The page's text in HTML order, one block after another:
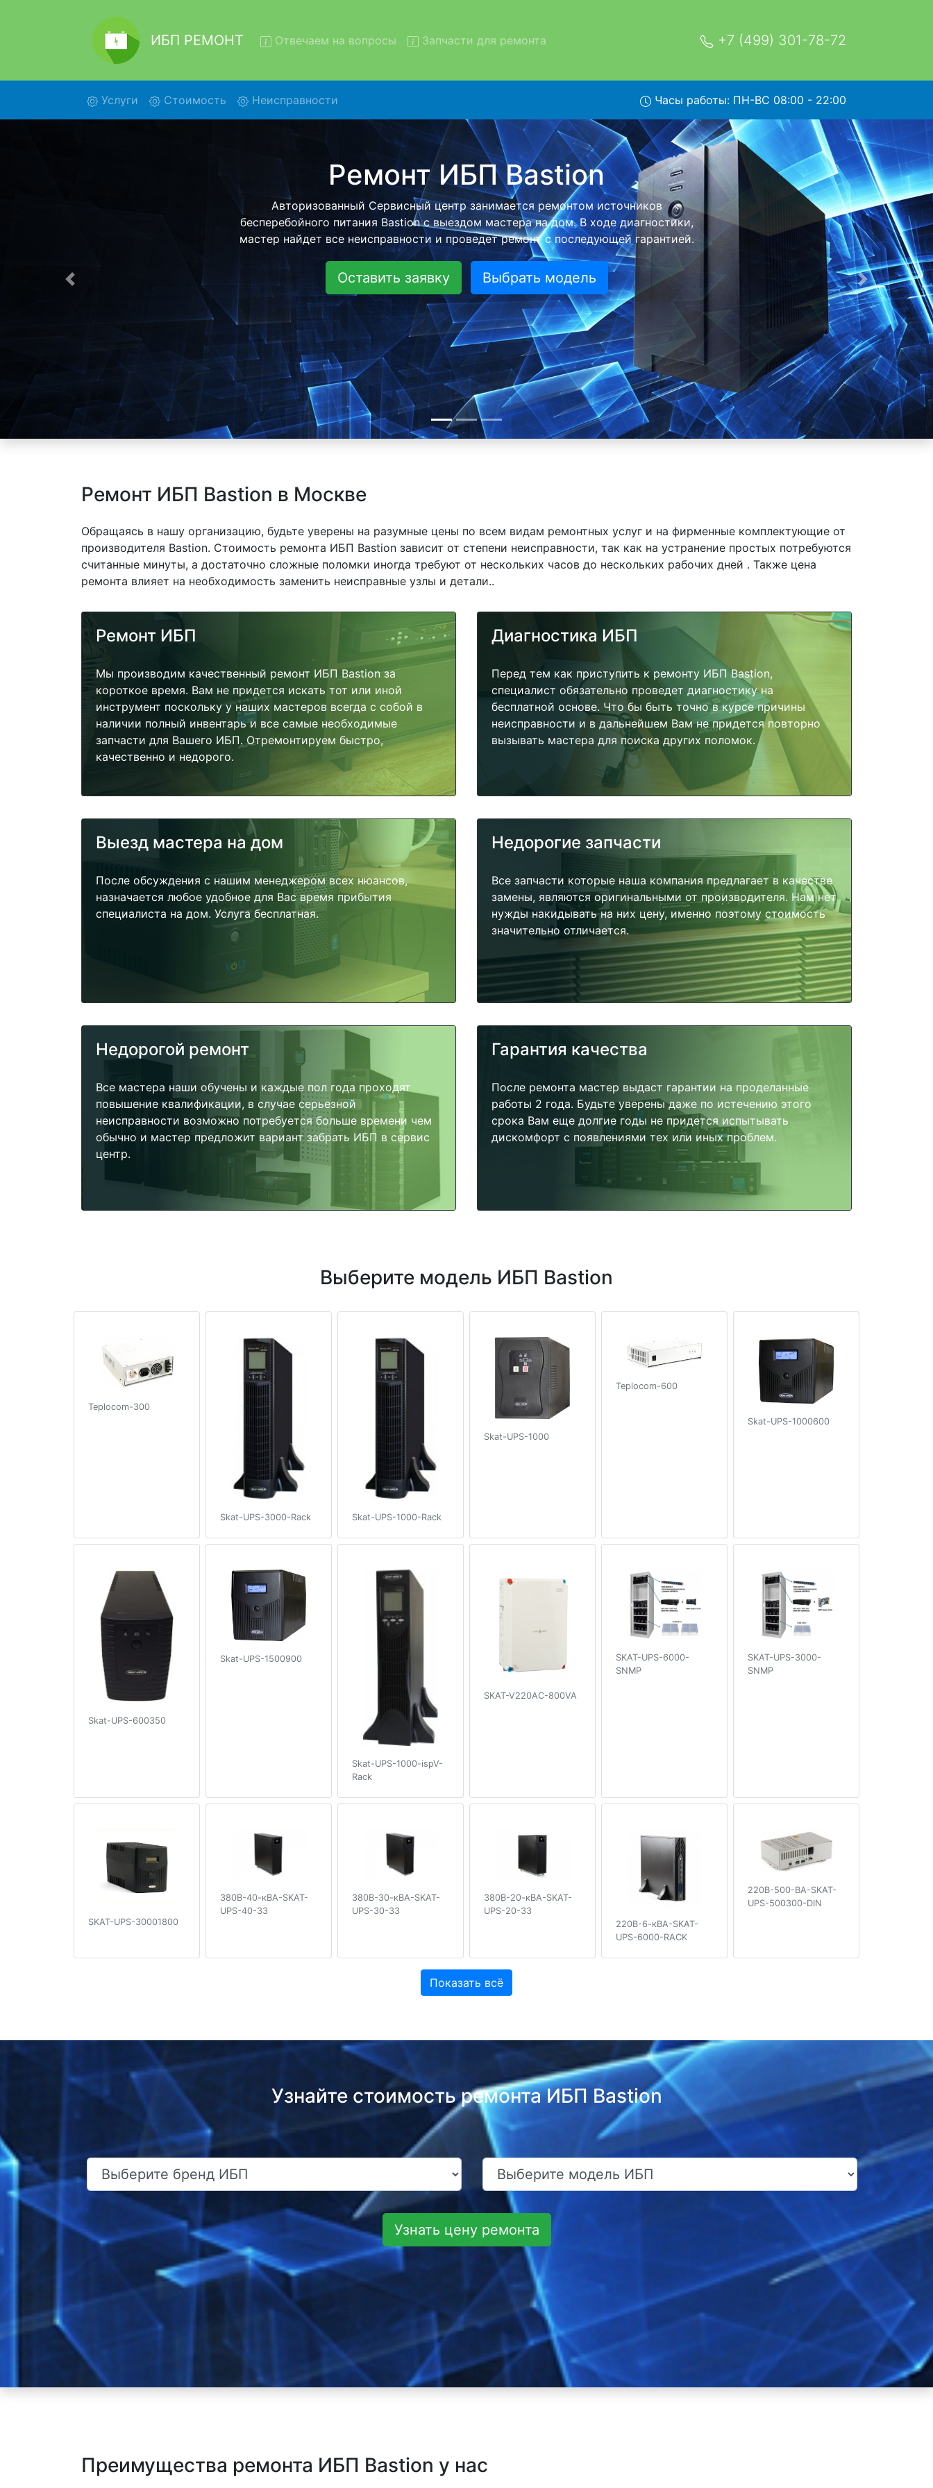
ИБП РЕМОНТ Отвечаем на вопросы Запчасти для ремонта +7 (499) 301-78-72
Услуги (current)Стоимость Неисправности Часы работы: ПН-ВС 08:00 - 22:00
Ремонт ИБП Bastion с вывозом в сервис
Ремонт ИБП Bastion с вывозом в сервисный центр и обратно - с помощью нашей
бесплатной услуги, специалист заберет Ваш ИБП для дальнейшего более
детального ремонта. Оговоренная стоимость ремонта останется неизменно при
возвращении видеотехники обратно.
Оставить заявку Выбрать модель
Предыдущая Следующая
Ремонт ИБП Bastion в Москве
Обращаясь в нашу организацию, будьте уверены на разумные цены по всем видам ремонтных услуг и на фирменные комплектующие от
производителя Bastion. Стоимость ремонта ИБП Bastion зависит от степени неисправности, так как на устранение простых потребуются
считанные минуты, а достаточно сложные поломки иногда требуют от нескольких часов до нескольких рабочих дней . Также цена
ремонта влияет на необходимость заменить неисправные узлы и детали..
Ремонт ИБП
Мы производим качественный ремонт ИБП Bastion за
короткое время. Вам не придется искать тот или иной
инструмент поскольку у наших мастеров всегда с собой в
наличии полный инвентарь и все самые необходимые
запчасти для Вашего ИБП. Отремонтируем быстро,
качественно и недорого.
Диагностика ИБП
Перед тем как приступить к ремонту ИБП Bastion,
специалист обязательно проведет диагностику на
бесплатной основе. Что бы быть точно в курсе причины
неисправности и в дальнейшем Вам не придется повторно
вызывать мастера для поиска других поломок.
Выезд мастера на дом
После обсуждения с нашим менеджером всех нюансов,
назначается любое удобное для Вас время прибытия
специалиста на дом. Услуга бесплатная.
Недорогие запчасти
Все запчасти которые наша компания предлагает в качестве
замены, являются оригинальными от производителя. Нам нет
нужды накидывать на них цену, именно поэтому стоимость
значительно отличается.
Недорогой ремонт
Все мастера наши обучены и каждые пол года проходят
повышение квалификации, в случае серьезной
неисправности возможно потребуется больше времени чем
обычно и мастер предложит вариант забрать ИБП в сервис
центр.
Гарантия качества
После ремонта мастер выдаст гарантии на проделанные
работы 2 года. Будьте уверены даже по истечению этого
срока Вам еще долгие годы не придется испытывать
дискомфорт с появлениями тех или иных проблем.
Выберите модель ИБП Bastion
Teplocom-300
Skat-UPS-3000-Rack Skat-UPS-1000-Rack
Skat-UPS-1000
Teplocom-600
Skat-UPS-1000600
Skat-UPS-600350
Skat-UPS-1500900
Skat-UPS-1000-ispV-
Rack
SKAT-V220AC-800VA
SKAT-UPS-6000-
SNMP
SKAT-UPS-3000-
SNMP
SKAT-UPS-30001800
380В-40-кВА-SKAT-
UPS-40-33
380В-30-кВА-SKAT-
UPS-30-33
380В-20-кВА-SKAT-
UPS-20-33
220В-6-кВА-SKAT-
UPS-6000-RACK
220В-500-ВА-SKAT-
UPS-500300-DIN
Показать всё
Узнайте стоимость ремонта ИБП Bastion
Узнать цену ремонта
Преимущества ремонта ИБП Bastion у нас